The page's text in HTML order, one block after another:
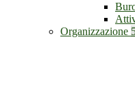
Organizzazione